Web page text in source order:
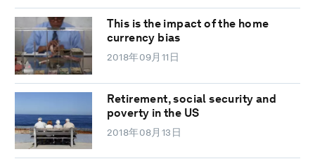
This is the impact of the home
currency bias
2018年09月11日
Retirement, social security and
poverty in the US
2018年08月13日